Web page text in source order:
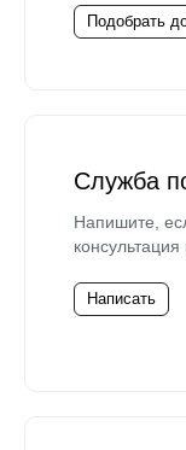
Подобрать
Служба
Напишите,
консультация
Написать